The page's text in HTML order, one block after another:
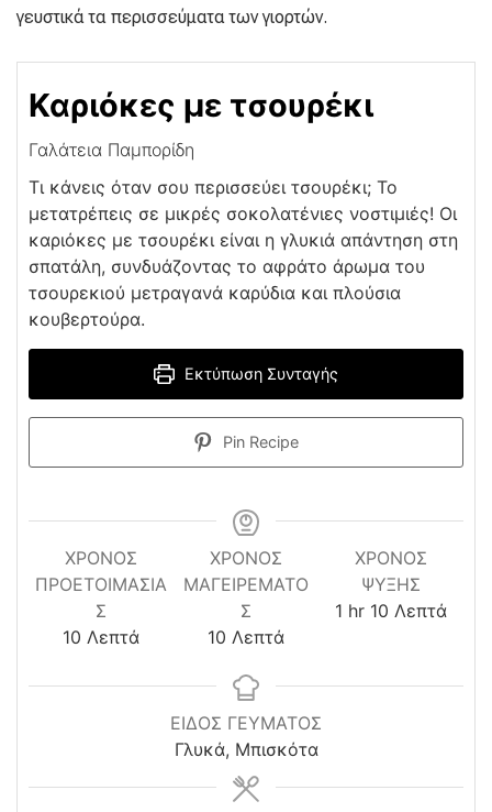
γευστικά τα περισσεύματα των γιορτών.
Καριόκες με τσουρέκι
Γαλάτεια Παμπορίδη
Τι κάνεις όταν σου περισσεύει τσουρέκι; Το
μετατρέπεις σε μικρές σοκολατένιες νοστιμιές! Οι
καριόκες με τσουρέκι είναι η γλυκιά απάντηση στη
σπατάλη, συνδυάζοντας το αφράτο άρωμα του
τσουρεκιού μετραγανά καρύδια και πλούσια
κουβερτούρα.
Εκτύπωση Συνταγής
Pin Recipe
ΧΡΌΝΟΣ
ΠΡΟΕΤΟΙΜΑΣΊΑ
Σ
10 minutes
Λεπτά
ΧΡΟΝΟΣ
ΜΑΓΕΙΡΕΜΑΤΟ
Σ
10 minutes
Λεπτά
ΧΡΌΝΟΣ
ΨΎΞΗΣ
1 hour
hr 10 minutes
Λεπτά
ΕΙΔΟΣ ΓΕΥΜΑΤΟΣ
Γλυκά, Μπισκότα